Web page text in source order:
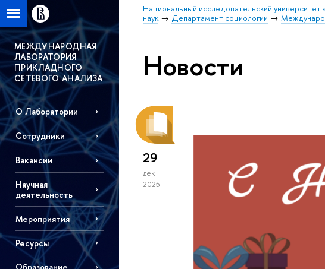
Национальный исследовательский
наук
Департамент социологии
МЕЖДУНАРОДНАЯ
ЛАБОРАТОРИЯ
ПРИКЛАДНОГО
СЕТЕВОГО АНАЛИЗА
О Лаборатории
Сотрудники
Вакансии
Научная
деятельность
Мероприятия
Ресурсы
Новости
29
дек
2025